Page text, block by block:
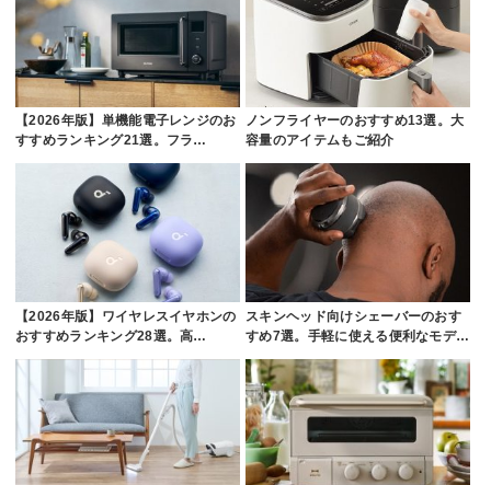
【2026年版】単機能電子レンジのお
すすめランキング21選。フラ…
ノンフライヤーのおすすめ13選。大
容量のアイテムもご紹介
【2026年版】ワイヤレスイヤホンの
おすすめランキング28選。高…
スキンヘッド向けシェーバーのおす
すめ7選。手軽に使える便利なモデ…